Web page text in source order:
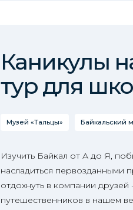
Каникулы
тур для
Музей «Тальцы» Байкальский
Изучить Байкал от А до Я,
насладиться первозданными
отдохнуть в компании
путешественников в нашем